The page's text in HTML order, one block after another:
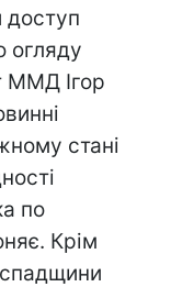
доступ
огляду
ММД Ігор
стані
по
Крім
спадщини